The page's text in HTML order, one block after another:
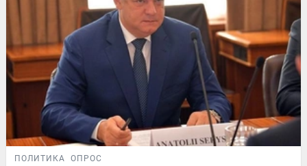
ПОЛИТИКА ОПРОС